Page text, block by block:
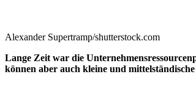
Alexander Supertramp/shutterstock.com
Lange Zeit war die
können aber auch kleine und